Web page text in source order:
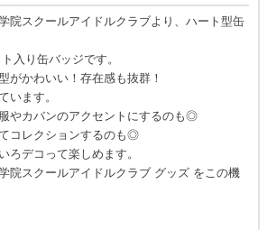
院スクールアイドルクラブより、ハート型缶
入り缶バッジです。
がかわいい！存在感も抜群！
います。
やカバンのアクセントにするのも◎
コレクションするのも◎
ろデコって楽しめます。
院スクールアイドルクラブ グッズ をこの機